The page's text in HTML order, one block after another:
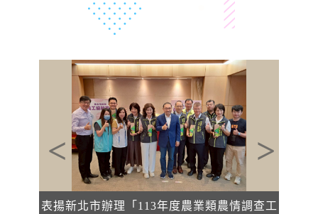
表揚新北市辦理「113年度農業類農情調查工